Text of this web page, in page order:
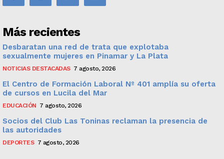
Más recientes
Desbaratan una red de trata que explotaba
sexualmente mujeres en Pinamar y La Plata
NOTICIAS DESTACADAS 7 agosto, 2026
El Centro de Formación Laboral Nº 401 amplía su oferta
de cursos en Lucila del Mar
EDUCACIÓN 7 agosto, 2026
Socios del Club Las Toninas reclaman la presencia de
las autoridades
DEPORTES 7 agosto, 2026